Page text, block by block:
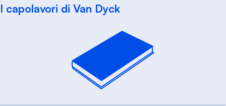
I capolavori di Van Dyck